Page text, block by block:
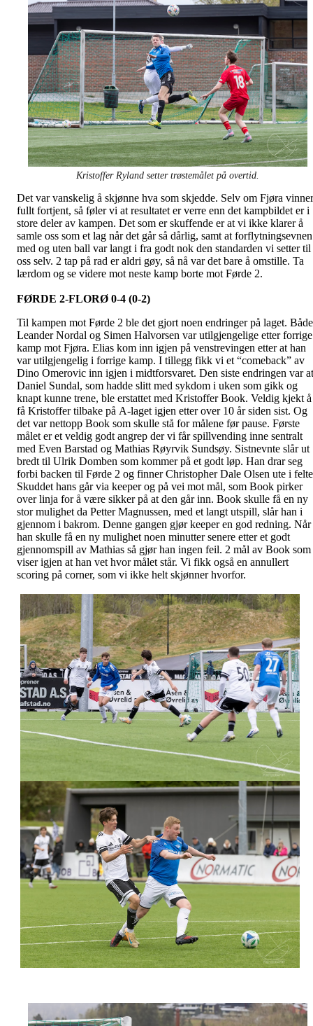
Kristoffer Ryland setter trøstemålet på overtid.
Det var vanskelig å skjønne hva som skjedde. Selv om Fjøra vinner
fullt fortjent, så føler vi at resultatet er verre enn det kampbildet er i
store deler av kampen. Det som er skuffende er at vi ikke klarer å
samle oss som et lag når det går så dårlig, samt at forflytningsevnen
med og uten ball var langt i fra godt nok den standarden vi setter til
oss selv. 2 tap på rad er aldri gøy, så nå var det bare å omstille. Ta
lærdom og se videre mot neste kamp borte mot Førde 2.
FØRDE 2-FLORØ 0-4 (0-2)
Til kampen mot Førde 2 ble det gjort noen endringer på laget. Både
Leander Nordal og Simen Halvorsen var utilgjengelige etter forrige
kamp mot Fjøra. Elias kom inn igjen på venstrevingen etter at han
var utilgjengelig i forrige kamp. I tillegg fikk vi et “comeback” av
Dino Omerovic inn igjen i midtforsvaret. Den siste endringen var at
Daniel Sundal, som hadde slitt med sykdom i uken som gikk og
knapt kunne trene, ble erstattet med Kristoffer Book. Veldig kjekt å
få Kristoffer tilbake på A-laget igjen etter over 10 år siden sist. Og
det var nettopp Book som skulle stå for målene før pause. Første
målet er et veldig godt angrep der vi får spillvending inne sentralt
med Even Barstad og Mathias Røyrvik Sundsøy. Sistnevnte slår ut
bredt til Ulrik Domben som kommer på et godt løp. Han drar seg
forbi backen til Førde 2 og finner Christopher Dale Olsen ute i
Skuddet hans går via keeper og på vei mot mål, som Book pirker
over linja for å være sikker på at den går inn. Book skulle få en ny
stor mulighet da Petter Magnussen, med et langt utspill, slår han i
gjennom i bakrom. Denne gangen gjør keeper en god redning. Når
han skulle få en ny mulighet noen minutter senere etter et godt
gjennomspill av Mathias så gjør han ingen feil. 2 mål av Book som
viser igjen at han vet hvor målet står. Vi fikk også en annullert
scoring på corner, som vi ikke helt skjønner hvorfor.